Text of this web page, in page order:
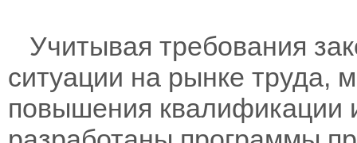
Учитывая требования
ситуации на рынке труда,
повышения квалификации